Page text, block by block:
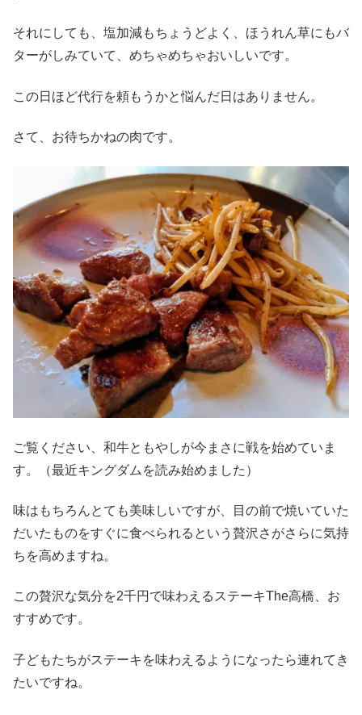
それにしても、塩加減もちょうどよく、ほうれん草にもバ
ターがしみていて、めちゃめちゃおいしいです。
この日ほど代行を頼もうかと悩んだ日はありません。
さて、お待ちかねの肉です。
ご覧ください、和牛ともやしが今まさに戦を始めていま
す。（最近キングダムを読み始めました）
味はもちろんとても美味しいですが、目の前で焼いていた
だいたものをすぐに食べられるという贅沢さがさらに気持
ちを高めますね。
この贅沢な気分を2千円で味わえるステーキThe高橋、お
すすめです。
子どもたちがステーキを味わえるようになったら連れてき
たいですね。